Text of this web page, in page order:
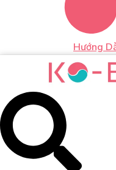
Hướng